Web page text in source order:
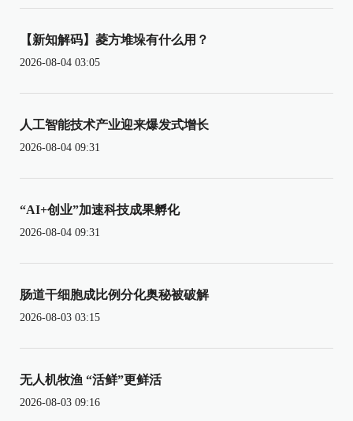
【新知解码】菱方堆垛有什么用？
2026-08-04 03:05
人工智能技术产业迎来爆发式增长
2026-08-04 09:31
“AI+创业”加速科技成果孵化
2026-08-04 09:31
肠道干细胞成比例分化奥秘被破解
2026-08-03 03:15
无人机牧渔 “活鲜”更鲜活
2026-08-03 09:16